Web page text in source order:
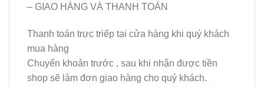
– GIAO HÀNG VÀ THANH TOÁN
Thanh toán trực triếp tại cửa hàng khi quý khách
mua hàng
Chuyển khoản trước , sau khi nhận được tiền
shop sẽ làm đơn giao hàng cho quý khách.